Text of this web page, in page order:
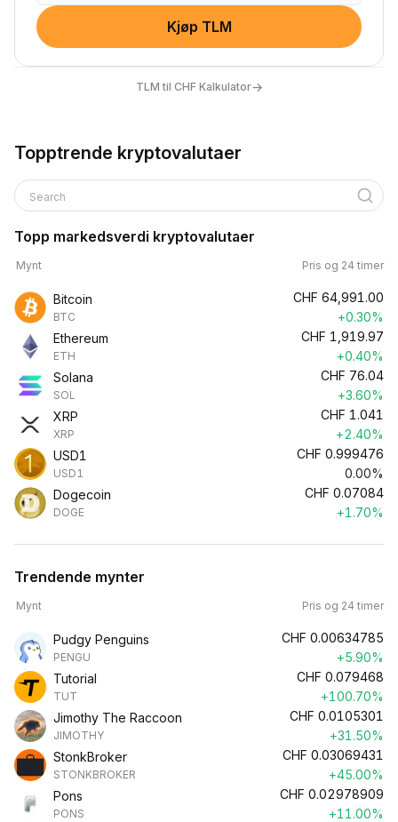
Kjøp TLM
TLM til CHF Kalkulator→
Topptrende kryptovalutaer
Search
Topp markedsverdi kryptovalutaer
Mynt Pris og 24 timer
Bitcoin
BTC
CHF 64,991.00
+0.30%
Ethereum
ETH
CHF 1,919.97
+0.40%
Solana
SOL
CHF 76.04
+3.60%
XRP
XRP
CHF 1.041
+2.40%
USD1
USD1
CHF 0.999476
0.00%
Dogecoin
DOGE
CHF 0.07084
+1.70%
Trendende mynter
Mynt Pris og 24 timer
Pudgy Penguins
PENGU
CHF 0.00634785
+5.90%
Tutorial
TUT
CHF 0.079468
+100.70%
Jimothy The Raccoon
JIMOTHY
CHF 0.0105301
+31.50%
StonkBroker
STONKBROKER
CHF 0.03069431
+45.00%
Pons
PONS
CHF 0.02978909
+11.00%